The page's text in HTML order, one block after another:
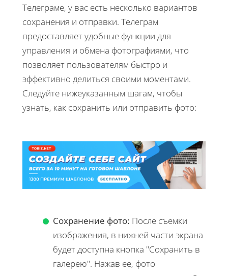
Телеграме, у вас есть несколько вариантов
сохранения и отправки. Телеграм
предоставляет удобные функции для
управления и обмена фотографиями, что
позволяет пользователям быстро и
эффективно делиться своими моментами.
Следуйте нижеуказанным шагам, чтобы
узнать, как сохранить или отправить фото:
Сохранение фото: После съемки
изображения, в нижней части экрана
будет доступна кнопка "Сохранить в
галерею". Нажав ее, фото